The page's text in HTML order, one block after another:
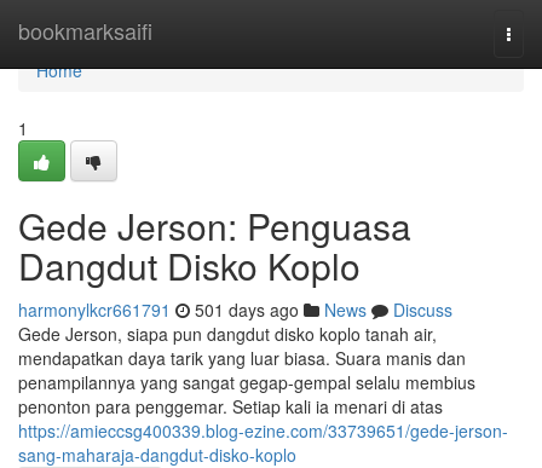
bookmarksaifi
Home
Home
1
Gede Jerson: Penguasa
Dangdut Disko Koplo
harmonylkcr661791 501 days ago News
Discuss
Gede Jerson, siapa pun dangdut disko koplo tanah air,
mendapatkan daya tarik yang luar biasa. Suara manis dan
penampilannya yang sangat gegap-gempal selalu membius
penonton para penggemar. Setiap kali ia menari di atas
https://amieccsg400339.blog-ezine.com/33739651/gede-jerson-
sang-maharaja-dangdut-disko-koplo